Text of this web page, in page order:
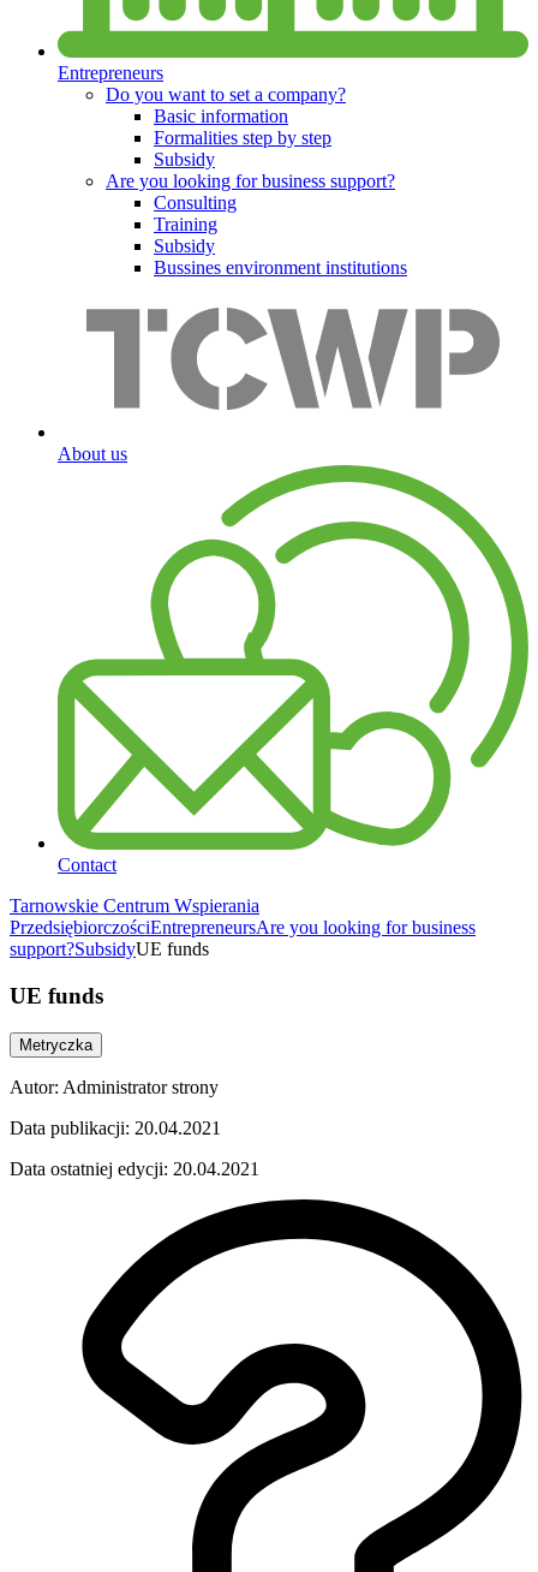
Entrepreneurs
Do you want to set a company?
Basic information
Formalities step by step
Subsidy
Are you looking for business support?
Consulting
Training
Subsidy
Bussines environment institutions
About us
Contact
Tarnowskie Centrum Wspierania
PrzedsiębiorczościEntrepreneursAre you looking for business
support?SubsidyUE funds
UE funds
Metryczka
Autor: Administrator strony
Data publikacji: 20.04.2021
Data ostatniej edycji: 20.04.2021